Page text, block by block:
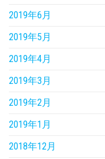
2019年6月
2019年5月
2019年4月
2019年3月
2019年2月
2019年1月
2018年12月